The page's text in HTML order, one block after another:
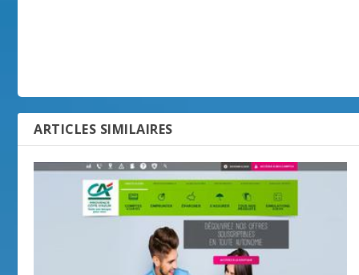
ARTICLES SIMILAIRES